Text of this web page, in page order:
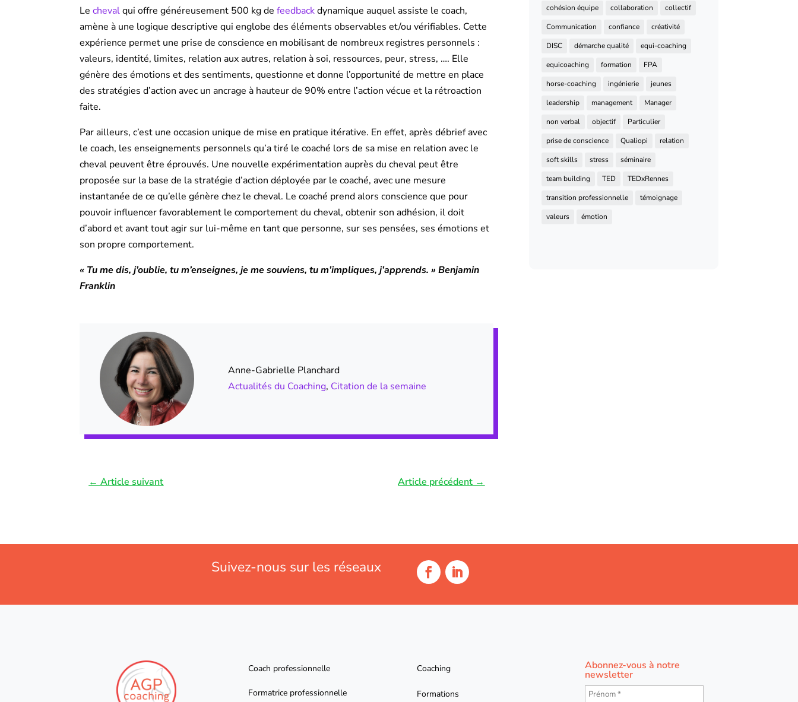
Le cheval qui offre généreusement 500 kg de feedback dynamique auquel assiste le coach,
amène à une logique descriptive qui englobe des éléments observables et/ou vérifiables. Cette
expérience permet une prise de conscience en mobilisant de nombreux registres personnels :
valeurs, identité, limites, relation aux autres, relation à soi, ressources, peur, stress, …. Elle
génère des émotions et des sentiments, questionne et donne l’opportunité de mettre en place
des stratégies d’action avec un ancrage à hauteur de 90% entre l’action vécue et la rétroaction
faite.
Par ailleurs, c’est une occasion unique de mise en pratique itérative. En effet, après débrief avec
le coach, les enseignements personnels qu’a tiré le coaché lors de sa mise en relation avec le
cheval peuvent être éprouvés. Une nouvelle expérimentation auprès du cheval peut être
proposée sur la base de la stratégie d’action déployée par le coaché, avec une mesure
instantanée de ce qu’elle génère chez le cheval. Le coaché prend alors conscience que pour
pouvoir influencer favorablement le comportement du cheval, obtenir son adhésion, il doit
d’abord et avant tout agir sur lui-même en tant que personne, sur ses pensées, ses émotions et
son propre comportement.
« Tu me dis, j’oublie, tu m’enseignes, je me souviens, tu m’impliques, j’apprends. » Benjamin
Franklin
Anne-Gabrielle Planchard
Actualités du Coaching, Citation de la semaine
←Article suivant Article précédent →
cohésion équipe
collaboration
collectif
Communication
confiance
créativité
DISC
démarche qualité
equi-coaching
equicoaching
formation
FPA
horse-coaching
ingénierie
jeunes
leadership
management
Manager
non verbal
objectif
Particulier
prise de conscience
Qualiopi
relation
soft skills
stress
séminaire
team building
TED
TEDxRennes
transition professionnelle
témoignage
valeurs
émotion
Suivez-nous sur les réseaux
Coach professionnelle
Formatrice professionnelle
Coaching
Formations
Abonnez-vous à notre
newsletter